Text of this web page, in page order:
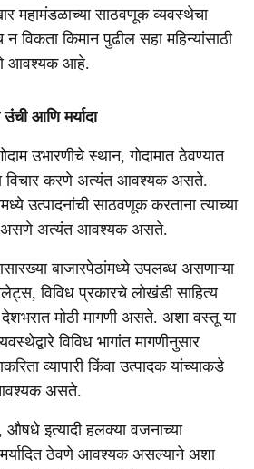
महामंडळाच्या साठवणूक व्यवस्थेचा
किमान पुढील सहा महिन्यांसाठी
आवश्यक आहे.
उंची आणि मर्यादा
उभारणीचे स्थान, गोदामात ठेवण्यात
विचार करणे अत्यंत आवश्यक असते.
उत्पादनांची साठवणूक करताना त्याच्या
असणे अत्यंत आवश्यक असते.
बाजारपेठांमध्ये उपलब्ध असणाऱ्या
विविध प्रकारचे लोखंडी साहित्य
मोठी मागणी असते. अशा वस्तू या
विविध भागांत मागणीनुसार
व्यापारी किंवा उत्पादक यांच्याकडे
असते.
औषधे इत्यादी हलक्या वजनाच्या
मर्यादित ठेवणे आवश्यक असल्याने अशा